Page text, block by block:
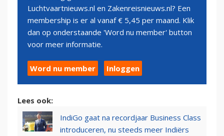
Luchtvaartnieuws.nl en Zakenreisnieuws.nl? Een
membership is er al vanaf € 5,45 per maand. Klik
dan op onderstaande 'Word nu member' button
voor meer informatie.
Word nu member Inloggen
Lees ook:
IndiGo gaat na recordjaar Business Class
introduceren, nu steeds meer Indiërs